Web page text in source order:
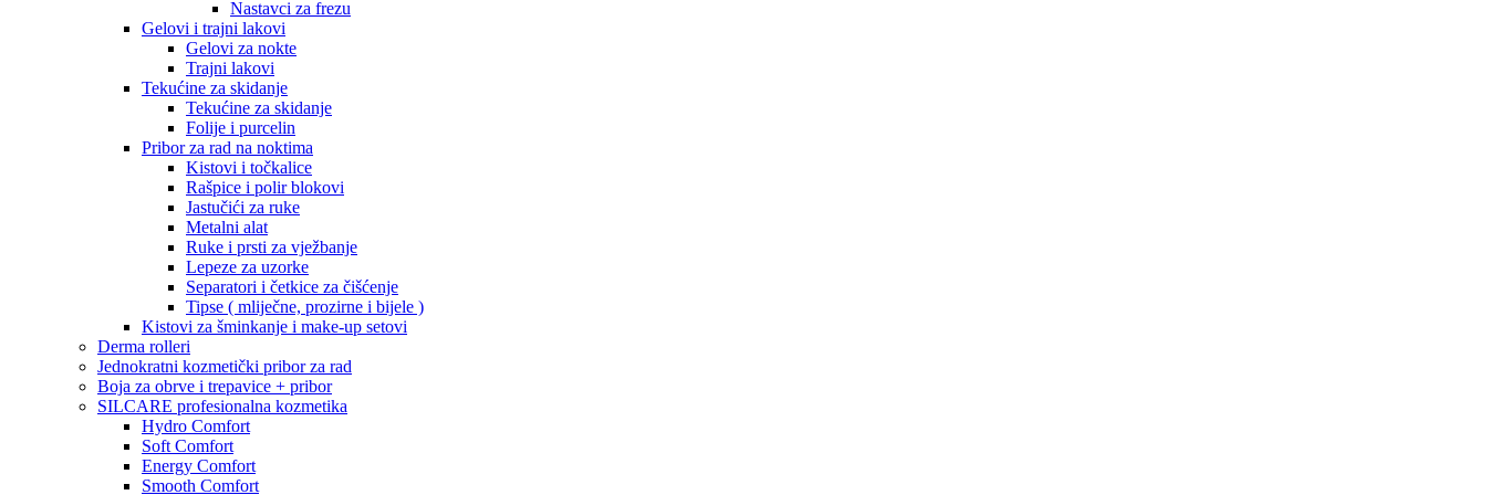
Nastavci za frezu
Gelovi i trajni lakovi
Gelovi za nokte
Trajni lakovi
Tekućine za skidanje
Tekućine za skidanje
Folije i purcelin
Pribor za rad na noktima
Kistovi i točkalice
Rašpice i polir blokovi
Jastučići za ruke
Metalni alat
Ruke i prsti za vježbanje
Lepeze za uzorke
Separatori i četkice za čišćenje
Tipse ( mliječne, prozirne i bijele )
Kistovi za šminkanje i make-up setovi
Derma rolleri
Jednokratni kozmetički pribor za rad
Boja za obrve i trepavice + pribor
SILCARE profesionalna kozmetika
Hydro Comfort
Soft Comfort
Energy Comfort
Smooth Comfort